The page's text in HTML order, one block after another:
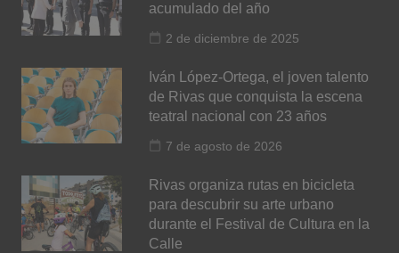
acumulado del año
2 de diciembre de 2025
Iván López-Ortega, el joven talento
de Rivas que conquista la escena
teatral nacional con 23 años
7 de agosto de 2026
Rivas organiza rutas en bicicleta
para descubrir su arte urbano
durante el Festival de Cultura en la
Calle